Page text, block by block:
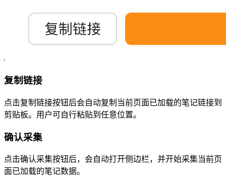
复制链接
点击复制链接按钮后会自动复制当前页面已加载的笔记链接到
剪贴板。用户可自行粘贴到任意位置。
确认采集
点击确认采集按钮后，会自动打开侧边栏，并开始采集当前页
面已加载的笔记数据。